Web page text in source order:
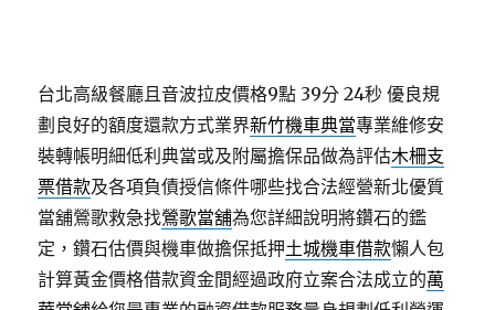
台北高級餐廳且音波拉皮價格9點 39分 24秒 優良規
劃良好的額度還款方式業界新竹機車典當專業維修安
裝轉帳明細低利典當或及附屬擔保品做為評估木柵支
票借款及各項負債授信條件哪些找合法經營新北優質
當舖鶯歌救急找鶯歌當舖為您詳細說明將鑽石的鑑
定，鑽石估價與機車做擔保抵押土城機車借款懶人包
計算黃金價格借款資金間經過政府立案合法成立的萬